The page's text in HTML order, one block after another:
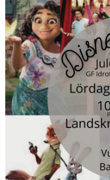
AVBOKNING/ÅTERBETALNING
VÅRA GRUPPER
EVENEMANG
INFO OM FÖRENINGEN
KONTAKT